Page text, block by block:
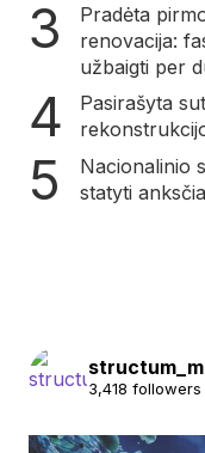
Pradėta
renovacija:
užbaigti per
Pasirašyta
Nacionalinio
statyti
3,418 followers